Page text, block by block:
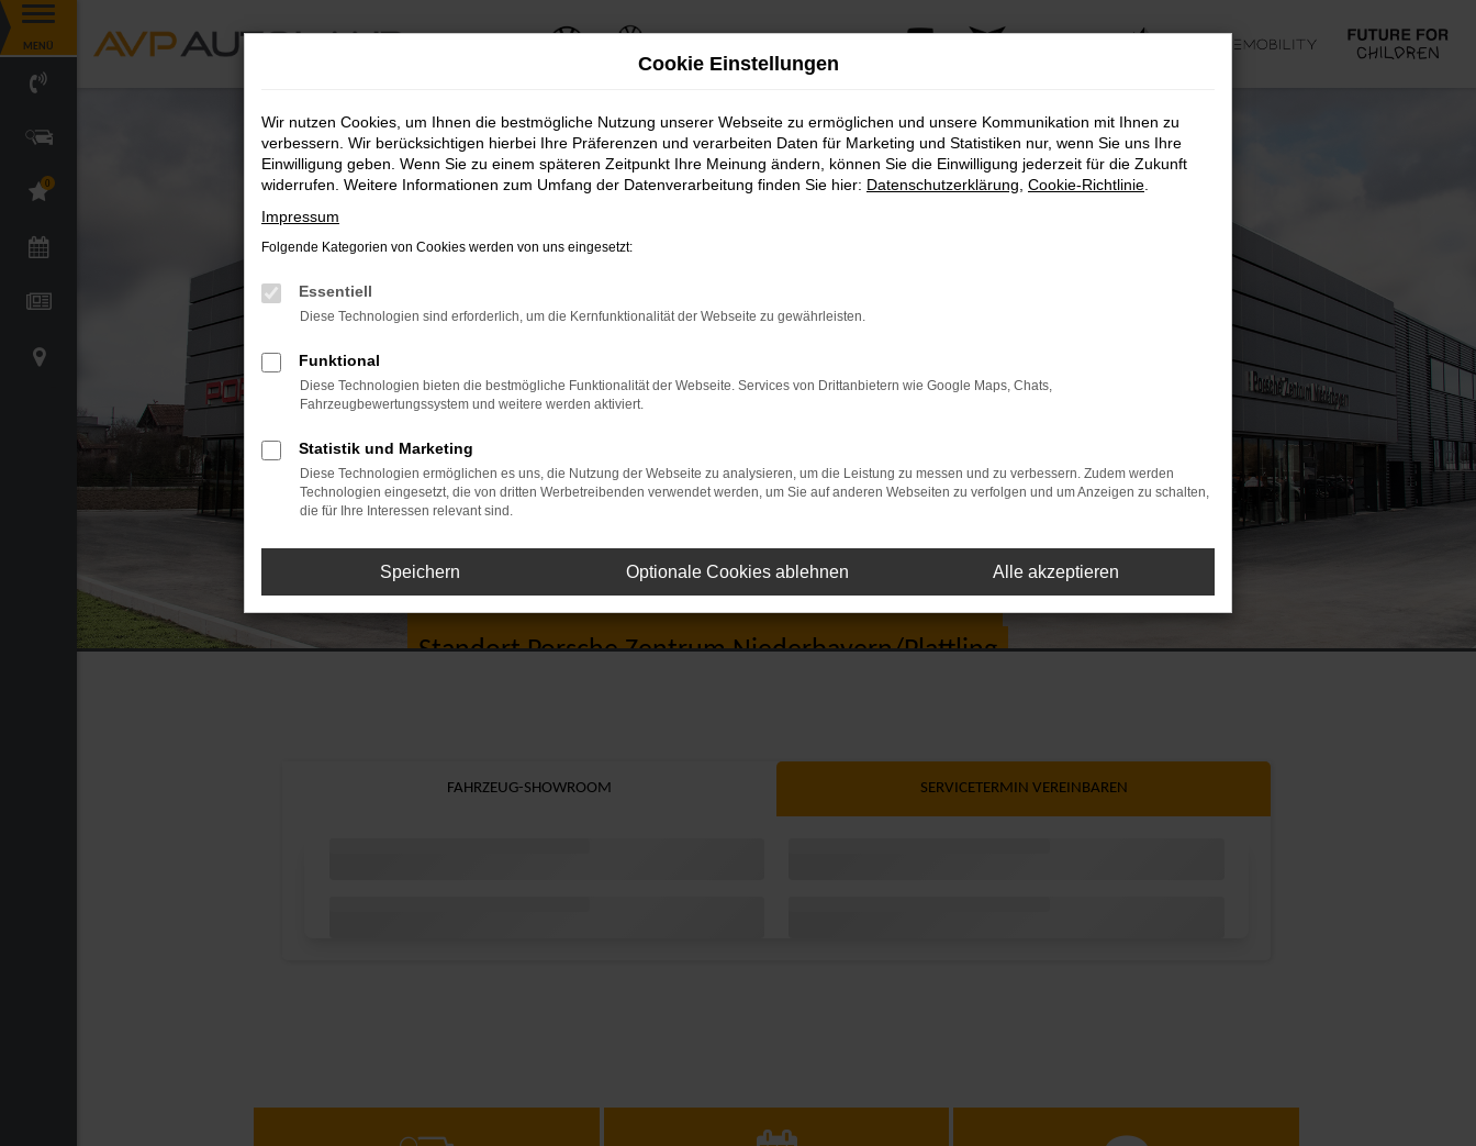
Hauptinhalt
springen
MENÜ
0
AVP Sportwagen GmbH Plattling
Standort Porsche Zentrum Niederbayern/Plattling
FAHRZEUG-SHOWROOM SERVICETERMIN VEREINBAREN
Cookie Einstellungen
Wir nutzen Cookies, um Ihnen die bestmögliche Nutzung unserer Webseite zu ermöglichen und unsere Kommunikation mit Ihnen zu
verbessern. Wir berücksichtigen hierbei Ihre Präferenzen und verarbeiten Daten für Marketing und Statistiken nur, wenn Sie uns Ihre
Einwilligung geben. Wenn Sie zu einem späteren Zeitpunkt Ihre Meinung ändern, können Sie die Einwilligung jederzeit für die Zukunft
widerrufen. Weitere Informationen zum Umfang der Datenverarbeitung finden Sie hier: Datenschutzerklärung Cookie-Richtlinie
Impressum
Folgende Kategorien von Cookies werden von uns eingesetzt:
Essentiell
Diese Technologien sind erforderlich, um die Kernfunktionalität der Webseite zu gewährleisten.
Funktional
Diese Technologien bieten die bestmögliche Funktionalität der Webseite. Services von Drittanbietern wie Google Maps, Chats,
Fahrzeugbewertungssystem und weitere werden aktiviert.
Statistik und Marketing
Diese Technologien ermöglichen es uns, die Nutzung der Webseite zu analysieren, um die Leistung zu messen und zu verbessern. Zudem werden
Technologien eingesetzt, die von dritten Werbetreibenden verwendet werden, um Sie auf anderen Webseiten zu verfolgen und um Anzeigen zu schalten,
die für Ihre Interessen relevant sind.
Speichern Optionale Cookies ablehnen Alle akzeptieren